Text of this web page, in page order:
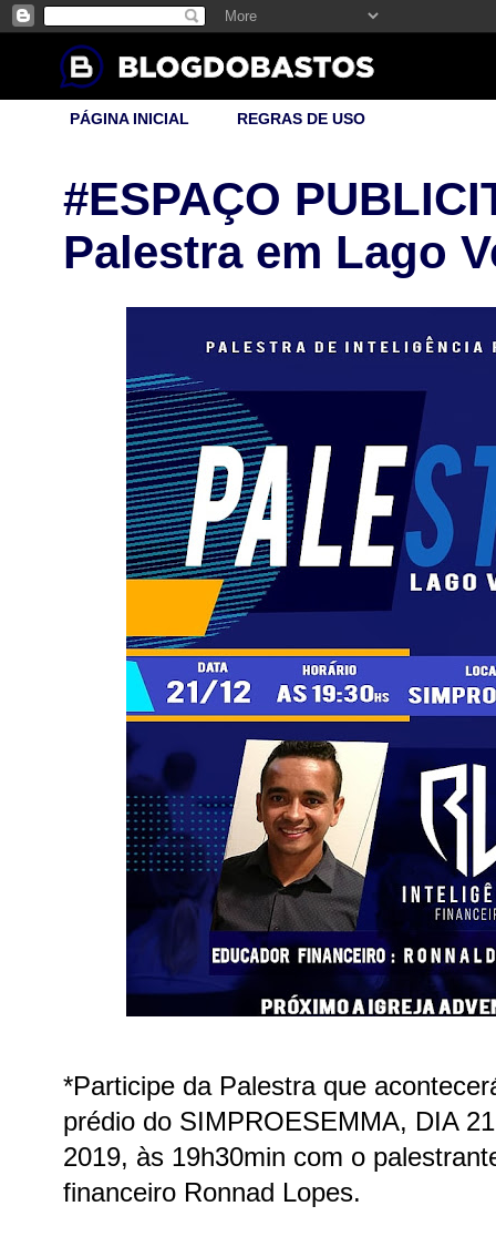
PÁGINA INICIAL REGRAS DE USO
#ESPAÇO
Palestra em Lago
*Participe da Palestra que
prédio do SIMPROESEMMA, DIA
2019, às 19h30min com o
financeiro Ronnad Lopes.